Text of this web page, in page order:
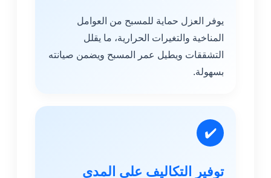
يوفر العزل حماية للمسبح من العوامل
المناخية والتغيرات الحرارية، ما يقلل
التشققات ويطيل عمر المسبح ويضمن صيانته
بسهولة.
✔️
توفير التكاليف على المدى